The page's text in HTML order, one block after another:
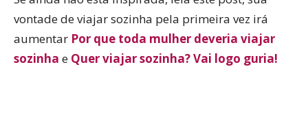
vontade de viajar sozinha pela primeira vez irá
aumentar Por que toda mulher deveria viajar
sozinha e Quer viajar sozinha? Vai logo guria!